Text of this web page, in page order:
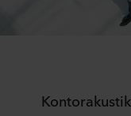
Kontorakustik